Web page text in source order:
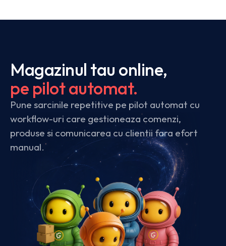
Magazinul tau online,
pe pilot automat.
Pune sarcinile repetitive pe pilot automat cu
workflow-uri care gestioneaza comenzi,
produse si comunicarea cu clientii fara efort
manual.